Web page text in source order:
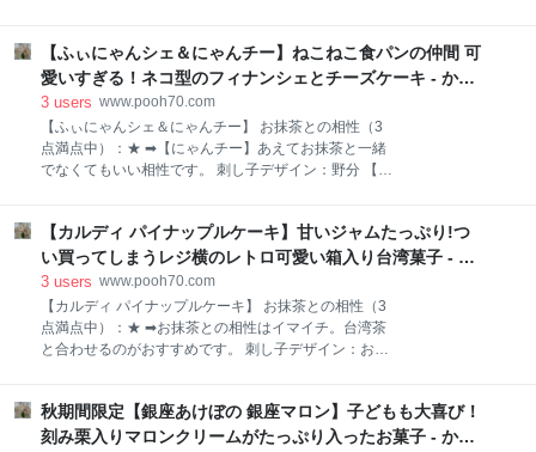
とは？ 直径7センチほどの大きさ 一見はごく普通の最
中（もなか）ですが、中身は驚きの”バター＆あん
こ”です 最近、あんバター
「亀十」のどら焼き ● これ、どら焼きなの！？驚き
の味 ● 東京（浅草）土産・手土産におすすめ 【亀
十】のどら焼きは、私の大のお気に入りの一品。 どら
焼き自体も大好きなんですが、なによりも私の心をく
すぐるのはピンク色のお店の紙袋（笑） 亀の甲羅のよ
うな六角形が連なったデザインがステキです。 茶箱 ピ
い側にあります。（仲見世通りではありません） 浅草
に行ったら、ぜったいに寄りたいお店です。 どら焼き
の大きさは直径11センチほど。 表面のシマ
【ふぃにゃんシェ＆にゃんチー】ねこねこ食パンの仲間 可
愛いすぎる！ネコ型のフィナンシェとチーズケーキ - かわ
いいを探せ！
3 users www.pooh70.com
【ふぃにゃんシェ＆にゃんチー】 お抹茶との相性（3
点満点中）：★ ➡【にゃんチー】あえてお抹茶と一緒
でなくてもいい相性です。 刺し子デザイン：野分 【ふ
め このパッケージは【ふぃにゃんシェ】（4個入り）
が入っていたモノ。 【にゃんチー】（4個入り）はピ
ンク色に白いネコちゃんが描かれた箱に入っていまし
た。 箱のデザインは6種類あります。 パッケージの猫
は、猫専門イラストレーターのcoony（クーニー）さ
んが描いたオリジナル猫ちゃんです。 茶箱 どちらも可
装になっています。 【ふぃにゃんシェ】の大きさは横
幅5センチほど。 しっとりしたバターたっぷりでしっ
【カルディ パイナップルケーキ】甘いジャムたっぷり!つ
い買ってしまうレジ横のレトロ可愛い箱入り台湾菓子 - か
わいいを探せ！
3 users www.pooh70.com
【カルディ パイナップルケーキ】 お抹茶との相性（3
点満点中）：★ ➡お抹茶との相性はイマイチ。台湾茶
と合わせるのがおすすめです。 刺し子デザイン：お花
プルジャムがたっぷり入っている 【パイナップルケー
キ】とは？ パイナップルジャムの入ったパイナップル
秋期間限定【銀座あけぼの 銀座マロン】子どもも大喜び！
刻み栗入りマロンクリームがたっぷり入ったお菓子 - かわ